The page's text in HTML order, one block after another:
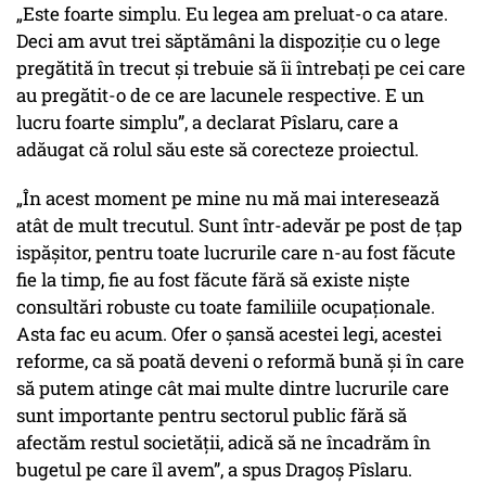
„Este foarte simplu. Eu legea am preluat-o ca atare.
Deci am avut trei săptămâni la dispoziție cu o lege
pregătită în trecut și trebuie să îi întrebați pe cei care
au pregătit-o de ce are lacunele respective. E un
lucru foarte simplu”, a declarat Pîslaru, care a
adăugat că rolul său este să corecteze proiectul.
„În acest moment pe mine nu mă mai interesează
atât de mult trecutul. Sunt într-adevăr pe post de țap
ispășitor, pentru toate lucrurile care n-au fost făcute
fie la timp, fie au fost făcute fără să existe niște
consultări robuste cu toate familiile ocupaționale.
Asta fac eu acum. Ofer o șansă acestei legi, acestei
reforme, ca să poată deveni o reformă bună și în care
să putem atinge cât mai multe dintre lucrurile care
sunt importante pentru sectorul public fără să
afectăm restul societății, adică să ne încadrăm în
bugetul pe care îl avem”, a spus Dragoș Pîslaru.